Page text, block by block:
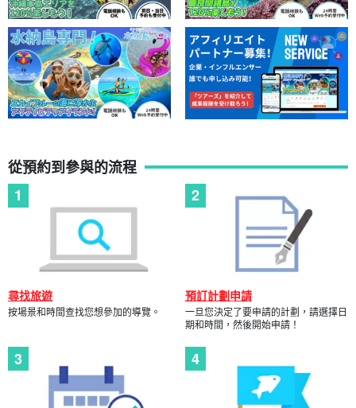
從預約到參與的流程
尋找旅遊
按場景和時間查找您想參加的導覽。
預訂計劃申請
一旦您決定了要申請的計劃，請選擇日
期和時間，然後開始申請！